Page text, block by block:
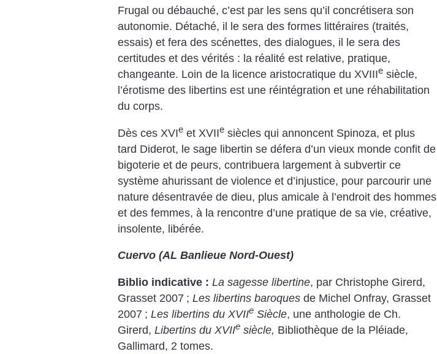
Frugal ou débauché, c’est par les sens qu’il concrétisera son
autonomie. Détaché, il le sera des formes littéraires (traités,
essais) et fera des scénettes, des dialogues, il le sera des
certitudes et des vérités : la réalité est relative, pratique,
changeante. Loin de la licence aristocratique du XVIIIe siècle,
l’érotisme des libertins est une réintégration et une réhabilitation
du corps.
Dès ces XVIe et XVIIe siècles qui annoncent Spinoza, et plus
tard Diderot, le sage libertin se défera d’un vieux monde confit de
bigoterie et de peurs, contribuera largement à subvertir ce
système ahurissant de violence et d’injustice, pour parcourir une
nature désentravée de dieu, plus amicale à l’endroit des hommes
et des femmes, à la rencontre d’une pratique de sa vie, créative,
insolente, libérée.
Cuervo (AL Banlieue Nord-Ouest)
Biblio indicative : La sagesse libertine, par Christophe Girerd,
Grasset 2007 ; Les libertins baroques de Michel Onfray, Grasset
2007 ; Les libertins du XVIIe Siècle, une anthologie de Ch.
Girerd, Libertins du XVIIe siècle, Bibliothèque de la Pléiade,
Gallimard, 2 tomes.